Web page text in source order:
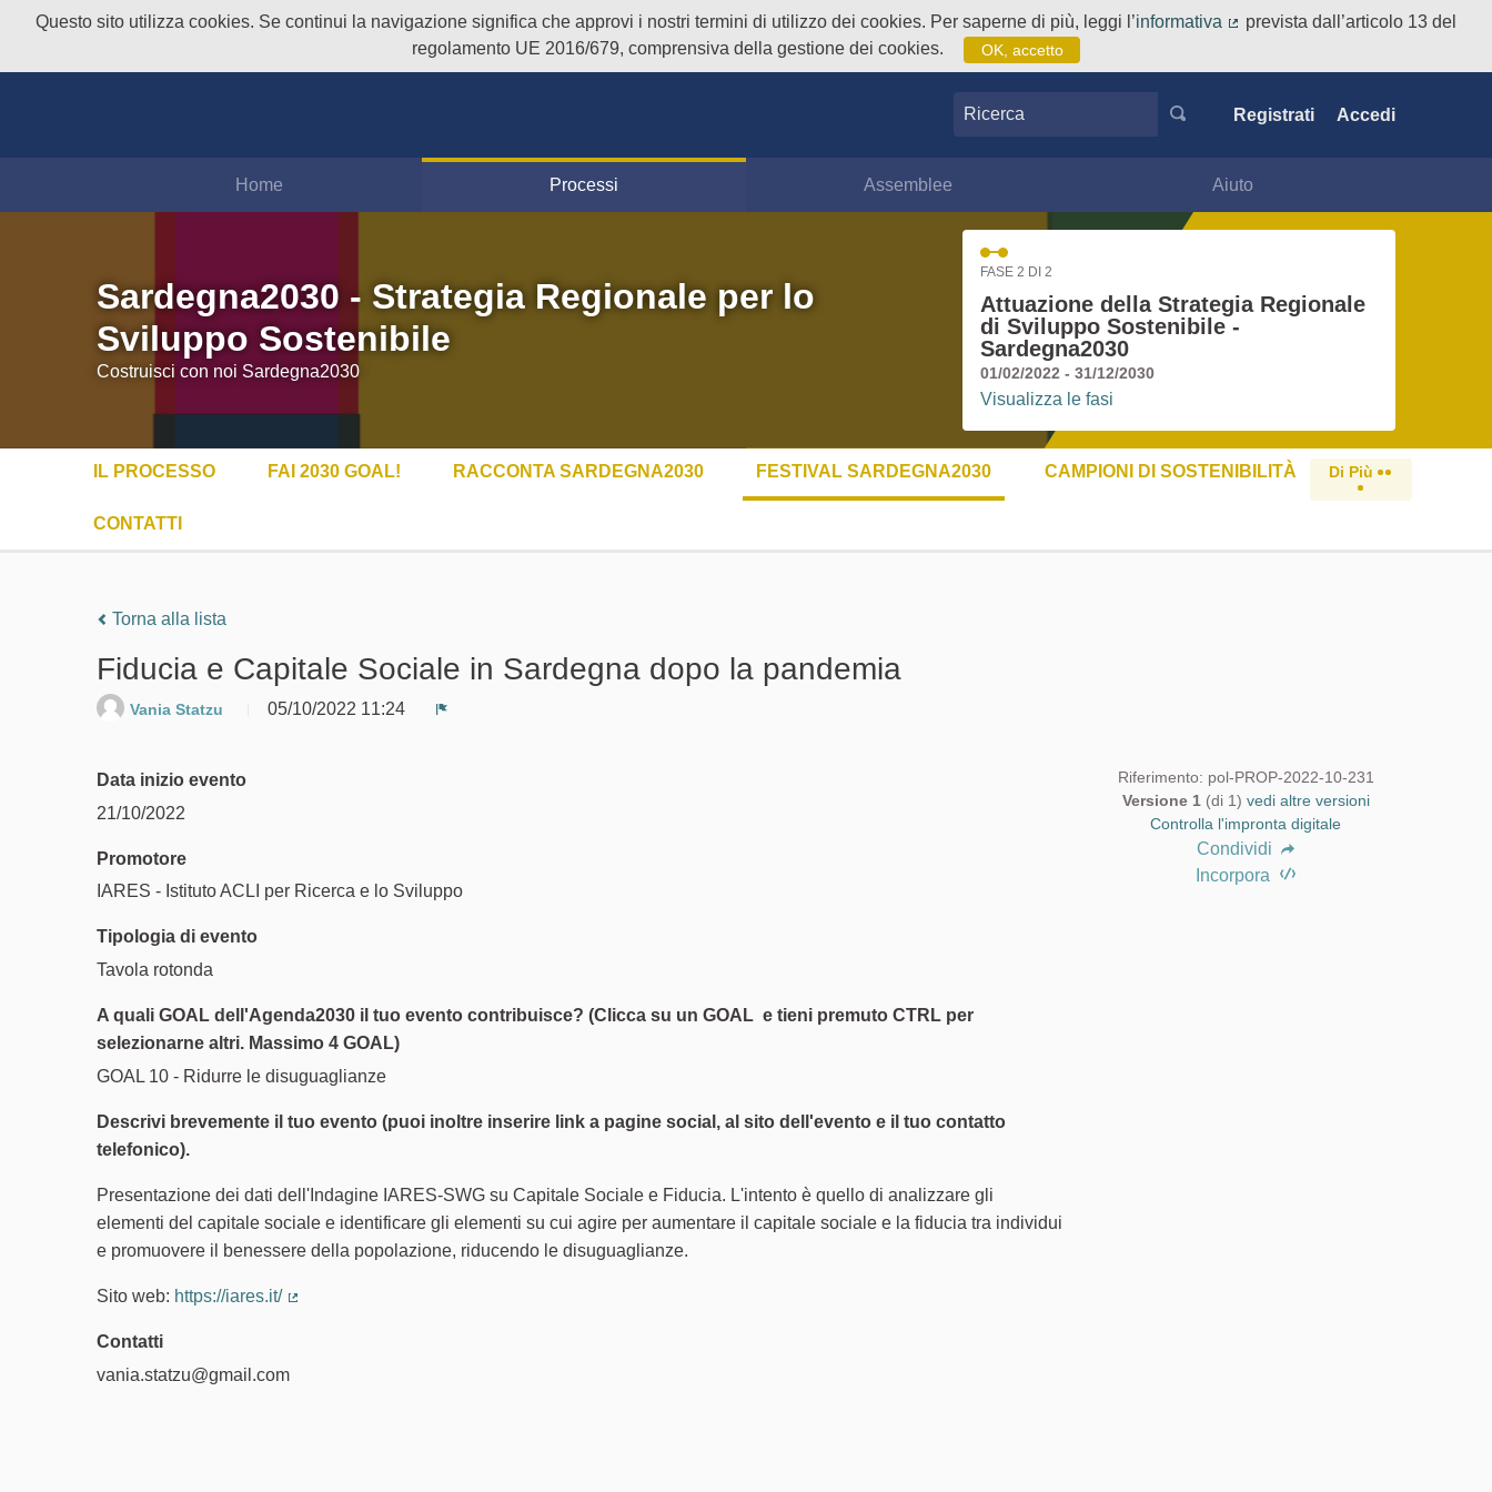
Questo sito utilizza cookies. Se continui la navigazione significa che approvi i nostri termini di utilizzo dei cookies. Per saperne di più, leggi l’informativa
prevista dall’articolo 13 del
regolamento UE 2016/679, comprensiva della gestione dei cookies.
OK, accetto
Ricerca Registrati Accedi
Home Processi Assemblee Aiuto
Sardegna2030 - Strategia Regionale per lo
Sviluppo Sostenibile
Costruisci con noi Sardegna2030
FASE 2 DI 2
Attuazione della Strategia Regionale
di Sviluppo Sostenibile -
Sardegna2030
01/02/2022 - 31/12/2030
Visualizza le fasi
IL PROCESSO FAI 2030 GOAL! RACCONTA SARDEGNA2030 FESTIVAL SARDEGNA2030 CAMPIONI DI SOSTENIBILITÀ
CONTATTI
Di Più
Torna alla lista
Fiducia e Capitale Sociale in Sardegna dopo la pandemia
Vania Statzu
05/10/2022 11:24
Data inizio evento
21/10/2022
Promotore
IARES - Istituto ACLI per Ricerca e lo Sviluppo
Tipologia di evento
Tavola rotonda
A quali GOAL dell'Agenda2030 il tuo evento contribuisce? (Clicca su un GOAL e tieni premuto CTRL per
selezionarne altri. Massimo 4 GOAL)
GOAL 10 - Ridurre le disuguaglianze
Descrivi brevemente il tuo evento (puoi inoltre inserire link a pagine social, al sito dell'evento e il tuo contatto
telefonico).
Presentazione dei dati dell'Indagine IARES-SWG su Capitale Sociale e Fiducia. L'intento è quello di analizzare gli
elementi del capitale sociale e identificare gli elementi su cui agire per aumentare il capitale sociale e la fiducia tra individui
e promuovere il benessere della popolazione, riducendo le disuguaglianze.
Sito web: https://iares.it/
Contatti
vania.statzu@gmail.com
Riferimento: pol-PROP-2022-10-231
Versione 1(di 1) vedi altre versioni
Controlla l'impronta digitale
Condividi
Incorpora